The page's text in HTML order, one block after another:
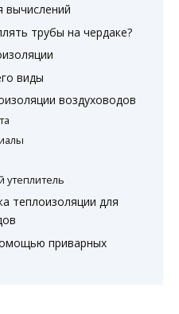
вычислений
трубы на чердаке?
виды
воздуховодов
утеплитель
теплоизоляции для
приварных